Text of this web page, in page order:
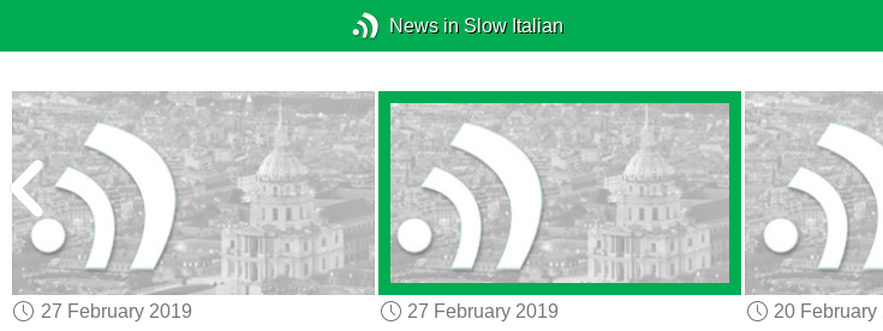
News in Slow Italian
27 February 2019
27 February 2019
20 February